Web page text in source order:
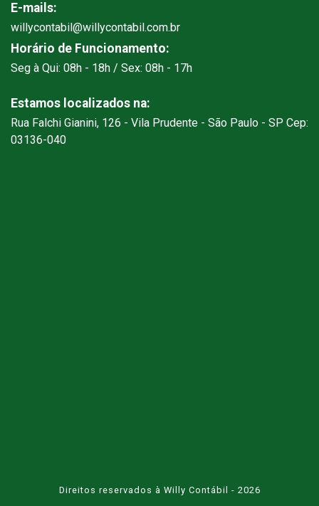
E-mails:
willycontabil@willycontabil.com.br
Horário de Funcionamento:
Seg à Qui: 08h - 18h / Sex: 08h - 17h
Estamos localizados na:
Rua Falchi Gianini, 126 - Vila Prudente - São Paulo - SP Cep:
03136-040
Direitos reservados à Willy Contábil - 2026